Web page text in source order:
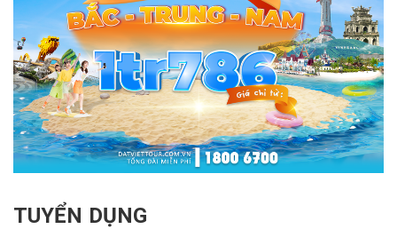
TUYỂN DỤNG